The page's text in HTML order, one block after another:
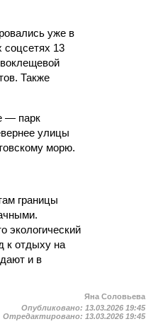
уже в
13
Также
— парк
улицы
морю.
границы
экологический
к отдыху на
и в
Яна Соловьева
Опубликовано: 13.03.2026 19:45
Отредактировано: 13.03.2026 19:45